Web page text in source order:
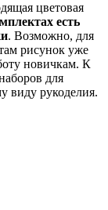
цветовая
есть
. Возможно, для
рисунок уже
новичкам. К
для
виду рукоделия.